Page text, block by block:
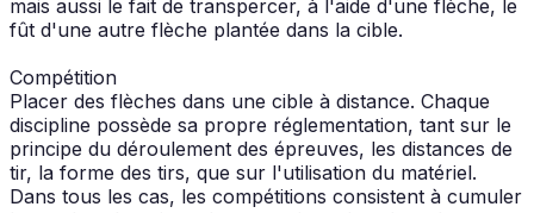
mais aussi le fait de transpercer, à l'aide d'une flèche, le
fût d'une autre flèche plantée dans la cible.
Compétition
Placer des flèches dans une cible à distance. Chaque
discipline possède sa propre réglementation, tant sur le
principe du déroulement des épreuves, les distances de
tir, la forme des tirs, que sur l'utilisation du matériel.
Dans tous les cas, les compétitions consistent à cumuler